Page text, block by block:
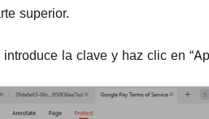
superior.
la clave y haz clic en